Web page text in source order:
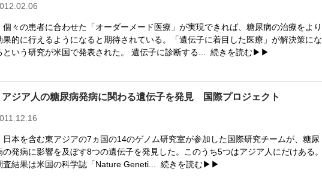
個々の患者に合わせた「オーダーメード医療」が実現できれば、糖尿病の治療をより
果的に行えるようになると期待されている。「遺伝子に着目した医療」が解決策にな
という研究が米国で発表された。 遺伝子に診断する... 続きを読む▶▶
アジア人の糖尿病発病に関わる遺伝子を発見 国際プロジェクト
日本を含む東アジアの7ヵ国の14のゲノム研究室が参加した国際研究チームが、糖尿
の発病に影響を及ぼす8つの遺伝子を発見した。このうち5つはアジア人にだけある。
査結果は米国の科学誌「Nature Geneti... 続きを読む▶▶